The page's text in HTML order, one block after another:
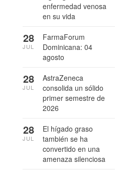
enfermedad venosa
en su vida
FarmaForum
Dominicana: 04
agosto
28
JUL
AstraZeneca
consolida un sólido
primer semestre de
2026
28
JUL
El hígado graso
también se ha
convertido en una
amenaza silenciosa
28
JUL